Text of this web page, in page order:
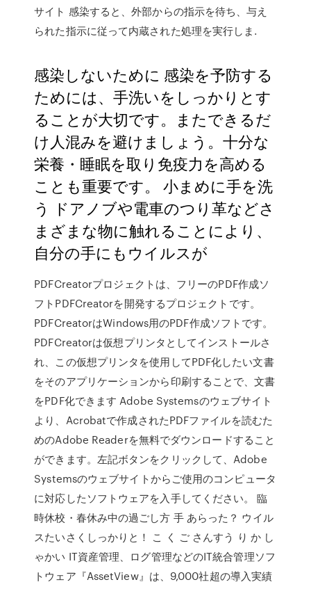
サイト 感染すると、外部からの指示を待ち、与え
られた指示に従って内蔵された処理を実行しま.
感染しないために 感染を予防する
ためには、手洗いをしっかりとす
ることが大切です。またできるだ
け人混みを避けましょう。十分な
栄養・睡眠を取り免疫力を高める
ことも重要です。 小まめに手を洗
う ドアノブや電車のつり革などさ
まざまな物に触れることにより、
自分の手にもウイルスが
PDFCreatorプロジェクトは、フリーのPDF作成ソ
フトPDFCreatorを開発するプロジェクトです。
PDFCreatorはWindows用のPDF作成ソフトです。
PDFCreatorは仮想プリンタとしてインストールさ
れ、この仮想プリンタを使用してPDF化したい文書
をそのアプリケーションから印刷することで、文書
をPDF化できます Adobe Systemsのウェブサイト
より、Acrobatで作成されたPDFファイルを読むた
めのAdobe Readerを無料でダウンロードすること
ができます。左記ボタンをクリックして、Adobe
Systemsのウェブサイトからご使用のコンピュータ
に対応したソフトウェアを入手してください。 臨
時休校・春休み中の過ごし方 手 あらった？ ウイル
スたいさくしっかりと！ こ く ご さんすう り か し
ゃかい IT資産管理、ログ管理などのIT統合管理ソフ
トウェア『AssetView』は、9,000社超の導入実績